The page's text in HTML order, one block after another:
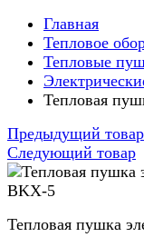
Главная
Тепловое
Тепловые
Тепловая
Предыдущий товар
Следующий товар
Тепловая пушка